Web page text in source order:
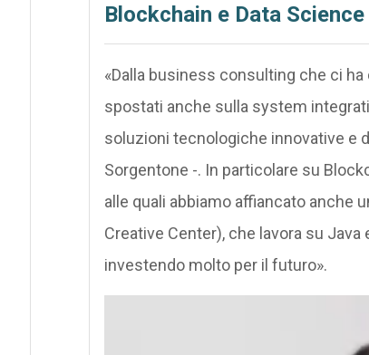
Blockchain e Data
«Dalla business consulting che ci
spostati anche sulla system
soluzioni tecnologiche innovative e
Sorgentone -. In particolare su
alle quali abbiamo affiancato anche
Creative Center), che lavora su
investendo molto per il futuro».